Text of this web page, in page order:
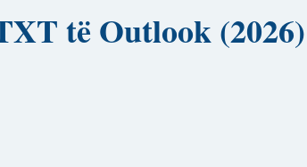
të Outlook (2026)